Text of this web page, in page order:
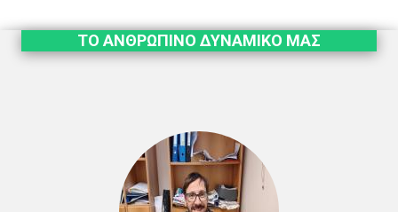
ΤΟ ΑΝΘΡΩΠΙΝΟ ΔΥΝΑΜΙΚΟ ΜΑΣ